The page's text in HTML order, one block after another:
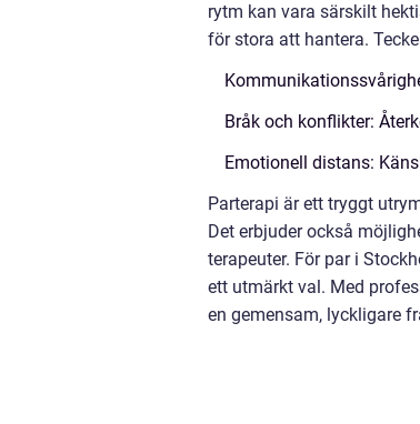
rytm kan vara särskilt
för stora att hantera.
Bråk och konflikter:
Emotionell distans:
Parterapi är ett tryggt
Det erbjuder också
terapeuter. För par i
ett utmärkt val. Med
en gemensam, lyckligare